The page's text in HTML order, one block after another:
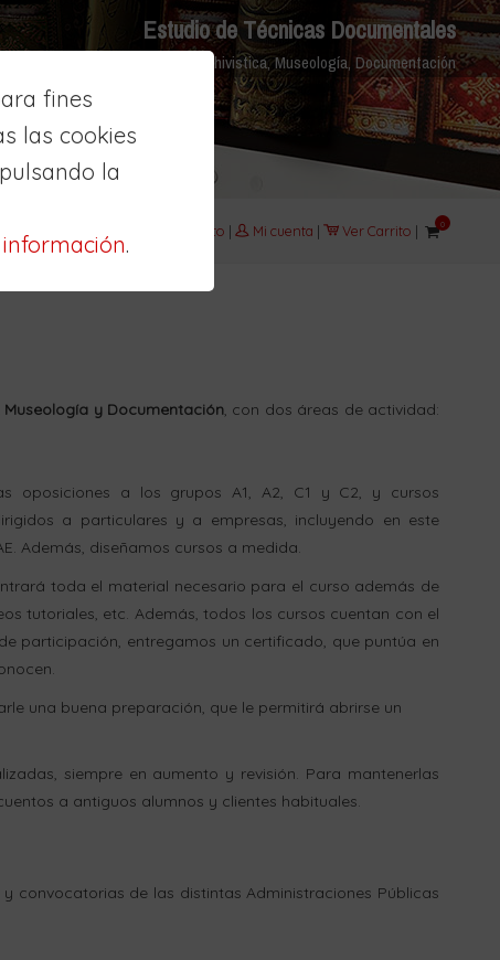
fines
las cookies
la
.
Estudio de Técnicas Documentales
Biblioteconomía, Archivistica, Museología, Documentación
Contacto | Mi cuenta | Ver Carrito | 0
Museología y Documentación, con dos áreas de actividad:
oposiciones a los grupos A1, A2, C1 y C2, y cursos
a particulares y a empresas, incluyendo en este
Además, diseñamos cursos a medida.
toda el material necesario para el curso además de
tutoriales, etc. Además, todos los cursos cuentan con el
participación, entregamos un certificado, que puntúa en
una buena preparación, que le permitirá abrirse un
siempre en aumento y revisión. Para mantenerlas
a antiguos alumnos y clientes habituales.
convocatorias de las distintas Administraciones Públicas